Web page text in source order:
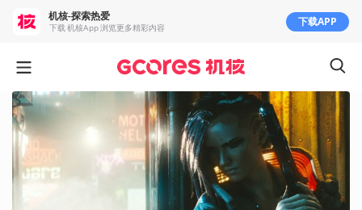
机核-探索热爱
下载 机核App 浏览更多精彩内容 下载APP